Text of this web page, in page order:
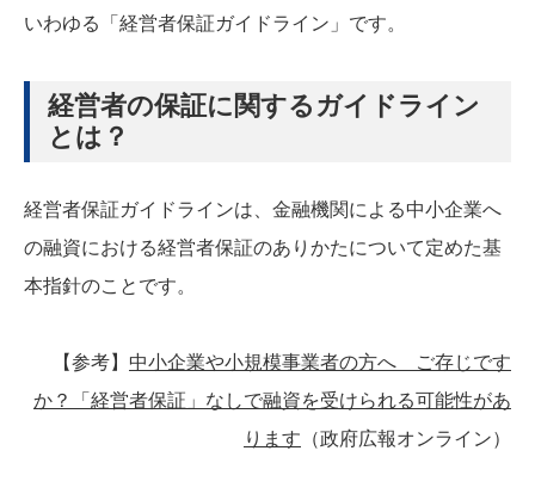
いわゆる「経営者保証ガイドライン」です。
経営者の保証に関するガイドライン
とは？
経営者保証ガイドラインは、金融機関による中小企業へ
の融資における経営者保証のありかたについて定めた基
本指針のことです。
【参考】 中小企業や小規模事業者の方へ ご存じです
か？「経営者保証」なしで融資を受けられる可能性があ
ります （政府広報オンライン）